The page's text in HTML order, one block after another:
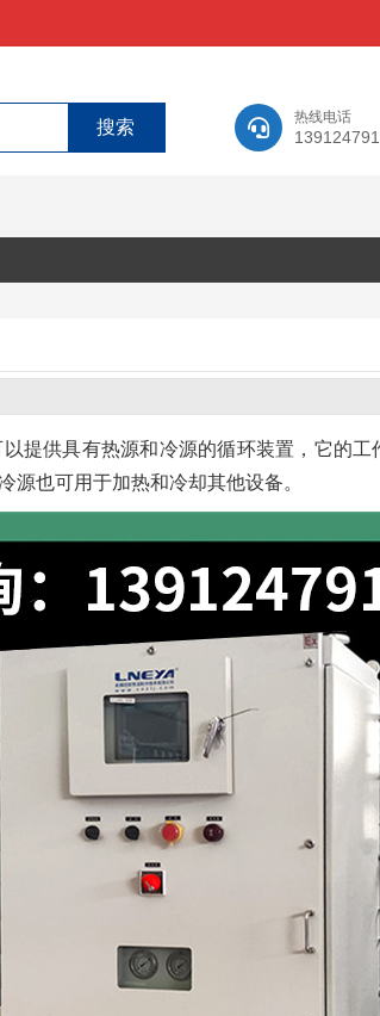
热线电话
提供具有热源和冷源的循环装置，它的
也可用于加热和冷却其他设备。